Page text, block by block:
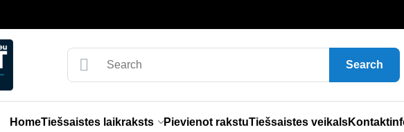
Search
HomeTiešsaistes laikraksts Pievienot rakstuTiešsaistes veikals